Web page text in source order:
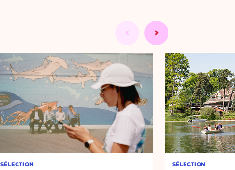
SÉLECTION SÉLECTION